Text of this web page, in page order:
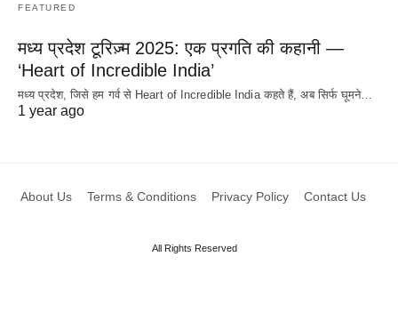
FEATURED
मध्य प्रदेश टूरिज़्म 2025: एक प्रगति की कहानी —
‘Heart of Incredible India’
मध्य प्रदेश, जिसे हम गर्व से Heart of Incredible India कहते हैं, अब सिर्फ घूमने…
1 year ago
About Us Terms & Conditions Privacy Policy Contact Us
All Rights Reserved